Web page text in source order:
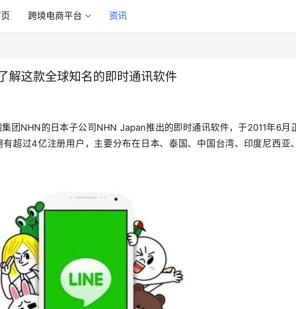
跨境电商平台 资讯
解这款全球知名的即时通讯软件
团NHN的日本子公司NHN Japan推出的即时通讯软件，于2011年6月
超过4亿注册用户，主要分布在日本、泰国、中国台湾、印度尼西亚